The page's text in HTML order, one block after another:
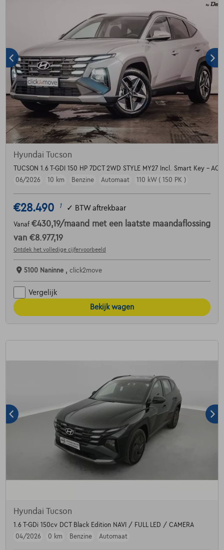
Hyundai Tucson
TUCSON 1.6 T-GDI 150 HP 7DCT 2WD STYLE MY27 Incl. Smart Key -
06/2026
10 km Benzine Automaat 110 kW ( 150 PK )
€28.490 1 ✓ BTW aftrekbaar
Vanaf €430,19/maand met een laatste maandaflossing
van €8.977,19
Ontdek het volledige cijfervoorbeeld
5100 Naninne , click2move
Vergelijk
Bekijk wagen
Hyundai Tucson
1.6 T-GDi 150cv DCT Black Edition NAVI / FULL LED / CAMERA
04/2026
0 km Benzine Automaat